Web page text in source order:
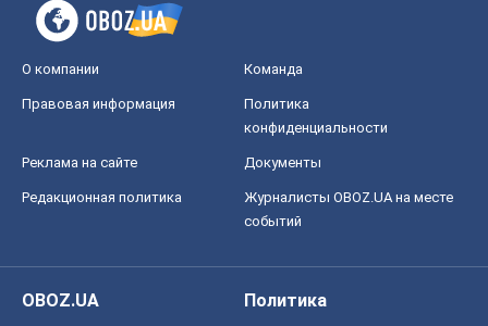
О компании Команда
Правовая информация
Политика
конфиденциальности
Реклама на сайте Документы
Редакционная политика
Журналисты OBOZ.UA на месте
событий
OBOZ.UA
Политика